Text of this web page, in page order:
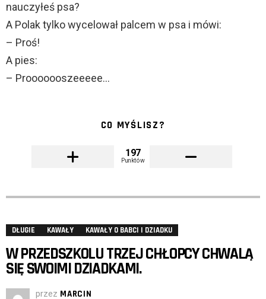
nauczyłeś psa?
A Polak tylko wycelował palcem w psa i mówi:
– Proś!
A pies:
– Prooooooszeeeee…
CO MYŚLISZ?
197
Punktów
DŁUGIE KAWAŁY KAWAŁY O BABCI I DZIADKU
W PRZEDSZKOLU TRZEJ CHŁOPCY CHWALĄ
SIĘ SWOIMI DZIADKAMI.
przez MARCIN